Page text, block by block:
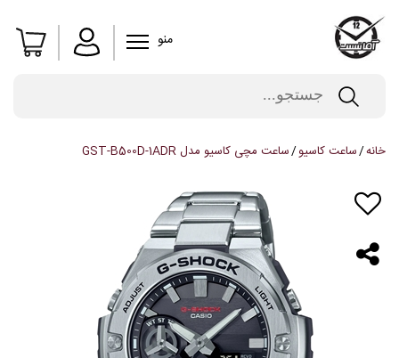
منو
خانه ساعت کاسیو ساعت مچی کاسیو مدل GST-B500D-1ADR